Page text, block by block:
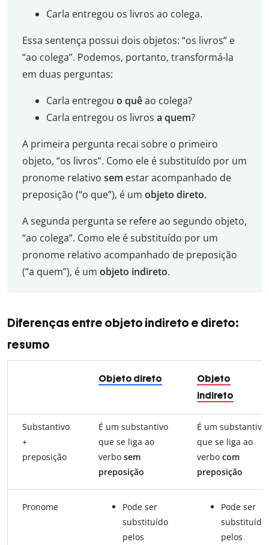
Carla entregou os livros ao colega.
Essa sentença possui dois objetos: “os livros” e
“ao colega”. Podemos, portanto, transformá-la
em duas perguntas:
Carla entregou o quêao colega?
Carla entregou os livros a quem?
A primeira pergunta recai sobre o primeiro
objeto, “os livros”. Como ele é substituído por um
pronome relativo sem estar acompanhado de
preposição (“o que”), é um objeto direto.
A segunda pergunta se refere ao segundo objeto,
“ao colega”. Como ele é substituído por um
pronome relativo acompanhado de preposição
(“a quem”), é um objeto indireto.
Diferenças entre objeto indireto e direto:
resumo
Objeto direto
Objeto
indireto
Substantivo
+
preposição
É um substantivo
que se liga ao
verbo sem
preposição
É um substantivo
que se liga ao
verbo com
preposição
Pronome
Pode ser
substituído
pelos
Pode ser
substituído
pelos